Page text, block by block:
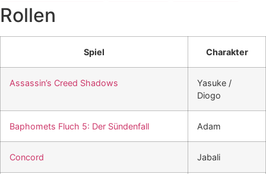
Rollen
Spiel Charakter
Assassin’s Creed Shadows
Yasuke /
Diogo
Baphomets Fluch 5: Der Sündenfall Adam
Concord Jabali